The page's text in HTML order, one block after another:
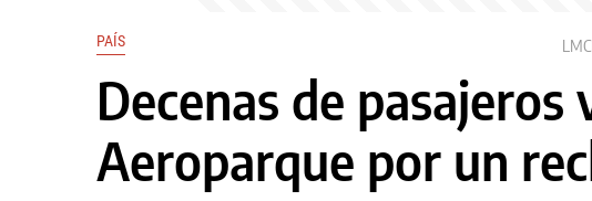
PAÍS
Decenas de pasajeros
Aeroparque por un